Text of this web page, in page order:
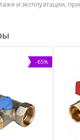
и эксплуатации,
-65%